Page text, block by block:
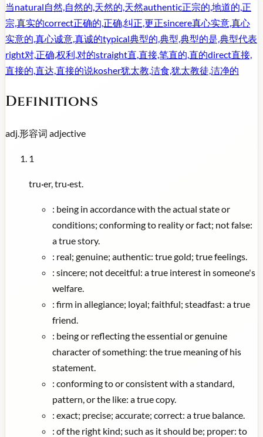
当natural自然,自然的,天然的,天然authentic正宗的,地道的,正
宗,真实的correct正确的,正确,纠正,更正sincere真心实意,真心
实意的,真心诚意,真诚的typical典型的,典型,典型的是,典型代表
right对,正确,权利,对的straight直,直接,笔直的,直的direct直接,
直接的,直达,直接的说kosher犹太教,洁食,犹太教徒,洁净的
Definitions
adj. 形容词 adjective
1
tru·er, tru·est.
: being in accordance with the actual state or
conditions; conforming to reality or fact; not false:
a true story.
: real; genuine; authentic: true gold; true feelings.
: sincere; not deceitful: a true interest in someone's
welfare.
: firm in allegiance; loyal; faithful; steadfast: a true
friend.
: being or reflecting the essential or genuine
character of something: the true meaning of his
statement.
: conforming to or consistent with a standard,
pattern, or the like: a true copy.
: exact; precise; accurate; correct: a true balance.
: of the right kind; such as it should be; proper: to